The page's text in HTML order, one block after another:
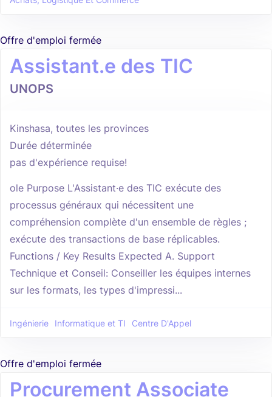
Offre d'emploi fermée
Assistant.e des TIC
UNOPS
Kinshasa, toutes les provinces
Durée déterminée
pas d'expérience requise!
ole Purpose L'Assistant·e des TIC exécute des
processus généraux qui nécessitent une
compréhension complète d'un ensemble de règles ;
exécute des transactions de base réplicables.
Functions / Key Results Expected A. Support
Technique et Conseil: Conseiller les équipes internes
sur les formats, les types d'impressi...
Ingénierie Informatique et TI Centre D'Appel
Offre d'emploi fermée
Procurement Associate